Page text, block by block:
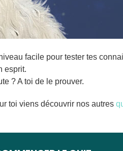
facile pour tester tes
esprit.
? A toi de le prouver.
toi viens découvrir nos autres